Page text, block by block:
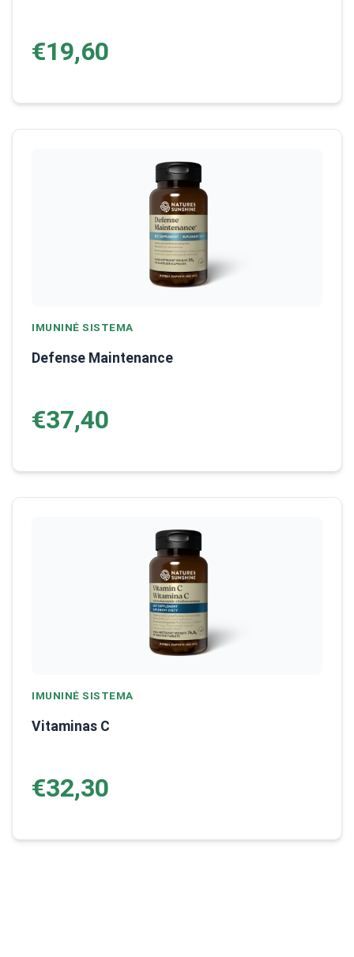
€19,60
IMUNINĖ SISTEMA
Defense Maintenance
€37,40
IMUNINĖ SISTEMA
Vitaminas C
€32,30